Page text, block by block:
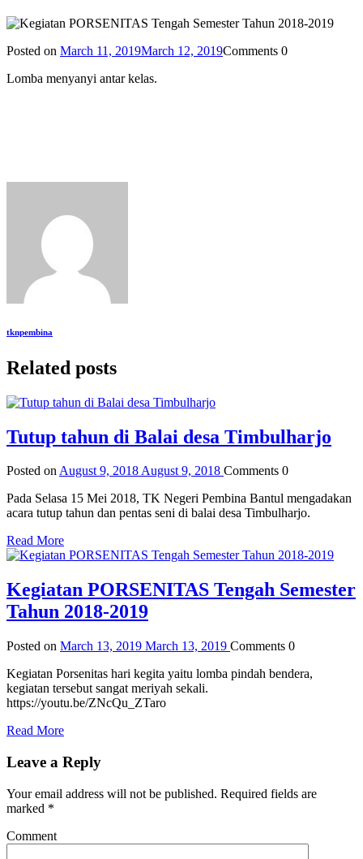
Posted on March 11, 2019March 12, 2019Comments 0
Lomba menyanyi antar kelas.
tknpembina
Related posts
Tutup tahun di Balai desa Timbulharjo
Posted onAugust 9, 2018August 9, 2018 Comments 0
Pada Selasa 15 Mei 2018, TK Negeri Pembina Bantul mengadakan
acara tutup tahun dan pentas seni di balai desa Timbulharjo.
Read More
Kegiatan PORSENITAS Tengah Semester
Tahun 2018-2019
Posted on March 13, 2019 March 13, 2019 Comments 0
Kegiatan Porsenitas hari kegita yaitu lomba pindah bendera,
kegiatan tersebut sangat meriyah sekali.
https://youtu.be/ZNcQu_ZTaro
Read More
Leave a Reply
Your email address will not be published. Required fields are
marked *
Comment